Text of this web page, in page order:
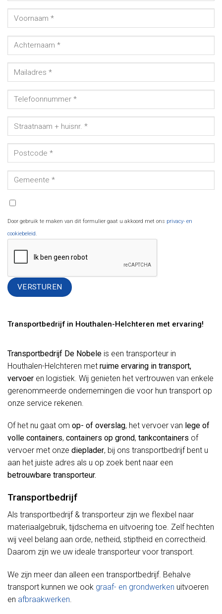
Door gebruik te maken van dit formulier gaat u akkoord met ons privacy- en
cookiebeleid.
Transportbedrijf in Houthalen-Helchteren met ervaring!
Transportbedrijf De Nobele is een transporteur in
Houthalen-Helchteren met ruime ervaring in transport,
vervoer en logistiek. Wij genieten het vertrouwen van enkele
gerenommeerde ondernemingen die voor hun transport op
onze service rekenen.
Of het nu gaat om op- of overslag, het vervoer van lege of
volle containers, containers op grond, tankcontainers of
vervoer met onze dieplader, bij ons transportbedrijf bent u
aan het juiste adres als u op zoek bent naar een
betrouwbare transporteur.
Transportbedrijf
Als transportbedrijf & transporteur zijn we flexibel naar
materiaalgebruik, tijdschema en uitvoering toe. Zelf hechten
wij veel belang aan orde, netheid, stiptheid en correctheid.
Daarom zijn we uw ideale transporteur voor transport.
We zijn meer dan alleen een transportbedrijf. Behalve
transport kunnen we ook graaf- en grondwerken uitvoeren
en afbraakwerken